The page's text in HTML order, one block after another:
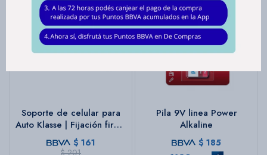
Soporte de celular para
Auto Klasse | Fijación firme
en ventilación | Color
negro
$ 161
$ 201
Pila 9V linea Power
Alkaline
$ 185